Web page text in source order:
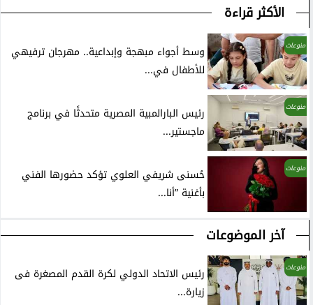
الأكثر قراءة
منوعات
وسط أجواء مبهجة وإبداعية.. مهرجان ترفيهي
للأطفال في...
منوعات
رئيس البارالمبية المصرية متحدثًا في برنامج
ماجستير...
منوعات
حُسنى شريفي العلوي تؤكد حضورها الفني
بأغنية ”أنا...
آخر الموضوعات
منوعات
رئيس الاتحاد الدولي لكرة القدم المصغرة فى
زيارة...